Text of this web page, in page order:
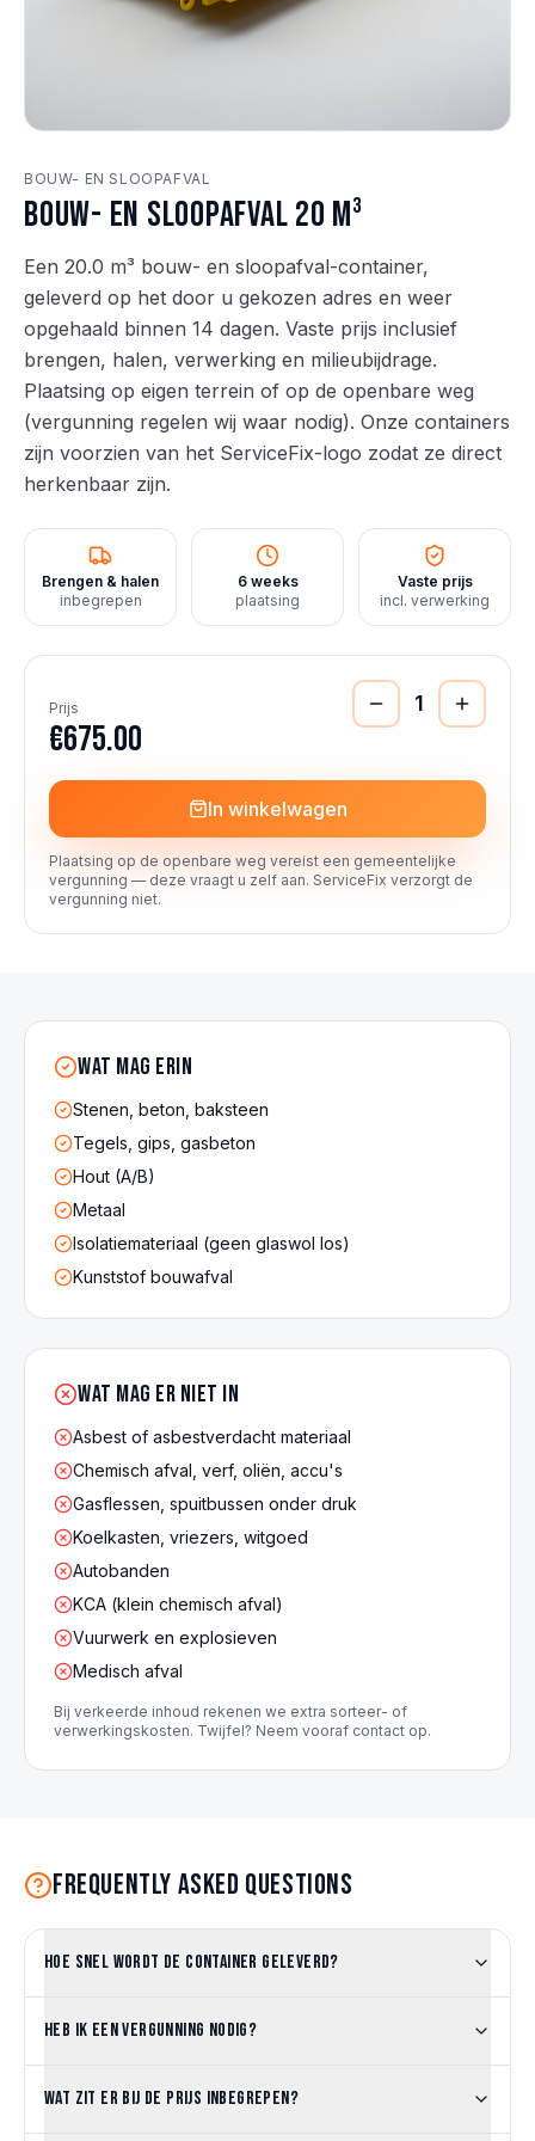
BOUW- EN SLOOPAFVAL
Bouw- en sloopafval 20 m³
Een 20.0 m³ bouw- en sloopafval-container,
geleverd op het door u gekozen adres en weer
opgehaald binnen 14 dagen. Vaste prijs inclusief
brengen, halen, verwerking en milieubijdrage.
Plaatsing op eigen terrein of op de openbare weg
(vergunning regelen wij waar nodig). Onze containers
zijn voorzien van het ServiceFix-logo zodat ze direct
herkenbaar zijn.
Brengen & halen
inbegrepen
6 weeks
plaatsing
Vaste prijs
incl. verwerking
Prijs
€675.00
1
In winkelwagen
Plaatsing op de openbare weg vereist een gemeentelijke
vergunning — deze vraagt u zelf aan. ServiceFix verzorgt de
vergunning niet.
Wat mag erin
Stenen, beton, baksteen
Tegels, gips, gasbeton
Hout (A/B)
Metaal
Isolatiemateriaal (geen glaswol los)
Kunststof bouwafval
Wat mag er NIET in
Asbest of asbestverdacht materiaal
Chemisch afval, verf, oliën, accu's
Gasflessen, spuitbussen onder druk
Koelkasten, vriezers, witgoed
Autobanden
KCA (klein chemisch afval)
Vuurwerk en explosieven
Medisch afval
Bij verkeerde inhoud rekenen we extra sorteer- of
verwerkingskosten. Twijfel? Neem vooraf contact op.
Frequently asked questions
Hoe snel wordt de container geleverd?
Heb ik een vergunning nodig?
Wat zit er bij de prijs inbegrepen?